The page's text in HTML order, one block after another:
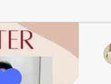
様の感想